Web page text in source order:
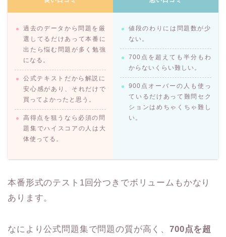
過去のデータから問題を厳
選してるだけあって本番に
出たら悩む問題が多く勉強
になる。
公式テキストだから解説に
安心感があり、それだけで
買ってよかったと思う。
高得点を狙うなら必須の問
題集でハイスコアの人は大
体使ってる。
値段のわりには問題数が少
ない。
700点を超えても半分もわ
からないくらい難しい。
900点オーバーの人も使っ
ているだけあって難問セク
ションはめちゃくちゃ難し
い。
本番形式のテスト1回分つきでボリュームもかなり
あります。
なにより公式問題集で問題の質が高く、700点を超